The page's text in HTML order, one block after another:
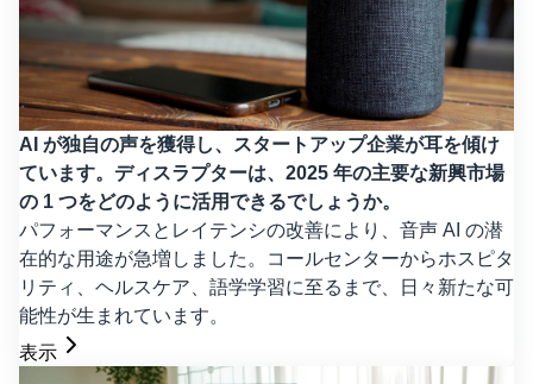
AI が独自の声を獲得し、スタートアップ企業が耳を傾け
ています。ディスラプターは、2025 年の主要な新興市場
の 1 つをどのように活用できるでしょうか。
パフォーマンスとレイテンシの改善により、音声 AI の潜
在的な用途が急増しました。コールセンターからホスピタ
リティ、ヘルスケア、語学学習に至るまで、日々新たな可
能性が生まれています。
表示